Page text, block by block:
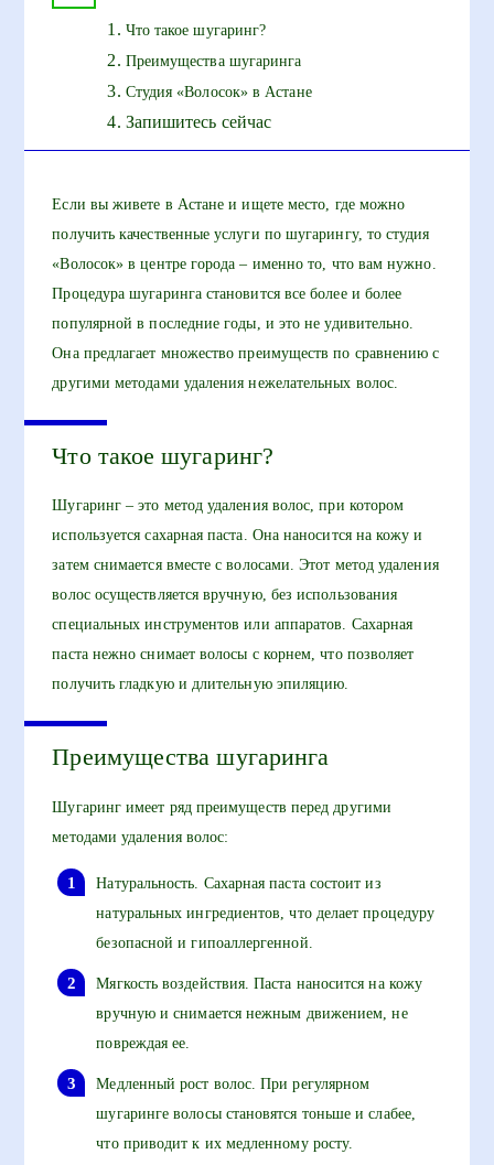
Что такое шугаринг?
Преимущества шугаринга
Студия «Волосок» в Астане
Запишитесь сейчас
Если вы живете в Астане и ищете место, где можно
получить качественные услуги по шугарингу, то студия
«Волосок» в центре города – именно то, что вам нужно.
Процедура шугаринга становится все более и более
популярной в последние годы, и это не удивительно.
Она предлагает множество преимуществ по сравнению с
другими методами удаления нежелательных волос.
Что такое шугаринг?
Шугаринг – это метод удаления волос, при котором
используется сахарная паста. Она наносится на кожу и
затем снимается вместе с волосами. Этот метод удаления
волос осуществляется вручную, без использования
специальных инструментов или аппаратов. Сахарная
паста нежно снимает волосы с корнем, что позволяет
получить гладкую и длительную эпиляцию.
Преимущества шугаринга
Шугаринг имеет ряд преимуществ перед другими
методами удаления волос:
Натуральность. Сахарная паста состоит из
натуральных ингредиентов, что делает процедуру
безопасной и гипоаллергенной.
Мягкость воздействия. Паста наносится на кожу
вручную и снимается нежным движением, не
повреждая ее.
Медленный рост волос. При регулярном
шугаринге волосы становятся тоньше и слабее,
что приводит к их медленному росту.